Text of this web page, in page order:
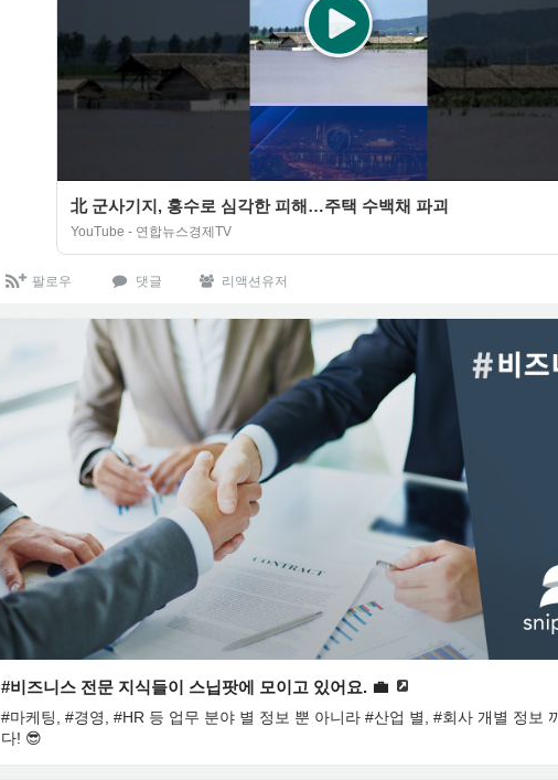
北 군사기지, 홍수로 심각한 피해…주택 수백채 파괴
YouTube - 연합뉴스경제TV
팔로우 댓글 리액션유저
#비즈니스 전문 지식들이 스닙팟에 모이고 있어요. 💼
#마케팅, #경영, #HR 등 업무 분야 별 정보 뿐 아니라 #산업 별, #회사 개별 정보
다! 😎